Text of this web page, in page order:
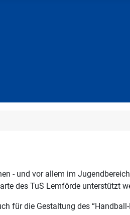
- und vor allem im
des TuS Lemförde unterstützt
für die Gestaltung des